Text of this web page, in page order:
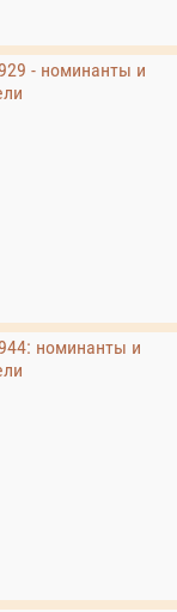
- номинанты и
номинанты и